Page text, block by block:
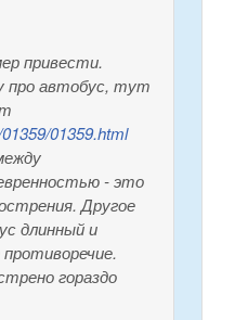
привести.
про автобус, тут
01359.html
- это
Другое
длинный и
гораздо